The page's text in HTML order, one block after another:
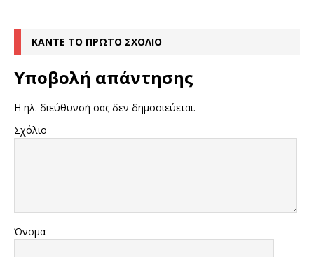
ΚΆΝΤΕ ΤΟ ΠΡΏΤΟ ΣΧΌΛΙΟ
Υποβολή απάντησης
Η ηλ. διεύθυνσή σας δεν δημοσιεύεται.
Σχόλιο
Όνομα